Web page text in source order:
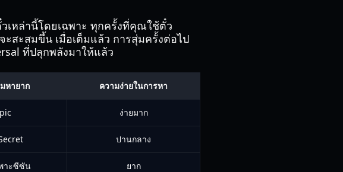
เหล่านี้โดยเฉพาะ ทุกครั้งที่คุณใช้ตั๋ว
สะสมขึ้น เมื่อเต็มแล้ว การสุ่มครั้งต่อไป
ที่ปลุกพลังมาให้แล้ว
หายาก ความง่ายในการหา
ง่ายมาก
ปานกลาง
าะซีซัน ยาก